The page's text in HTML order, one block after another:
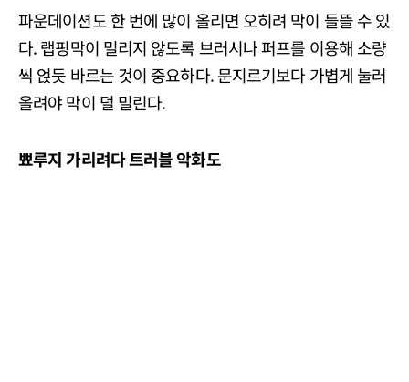
파운데이션도 한 번에 많이 올리면 오히려 막이 들뜰 수 있
다. 랩핑막이 밀리지 않도록 브러시나 퍼프를 이용해 소량
씩 얹듯 바르는 것이 중요하다. 문지르기보다 가볍게 눌러
올려야 막이 덜 밀린다.
뾰루지 가리려다 트러블 악화도